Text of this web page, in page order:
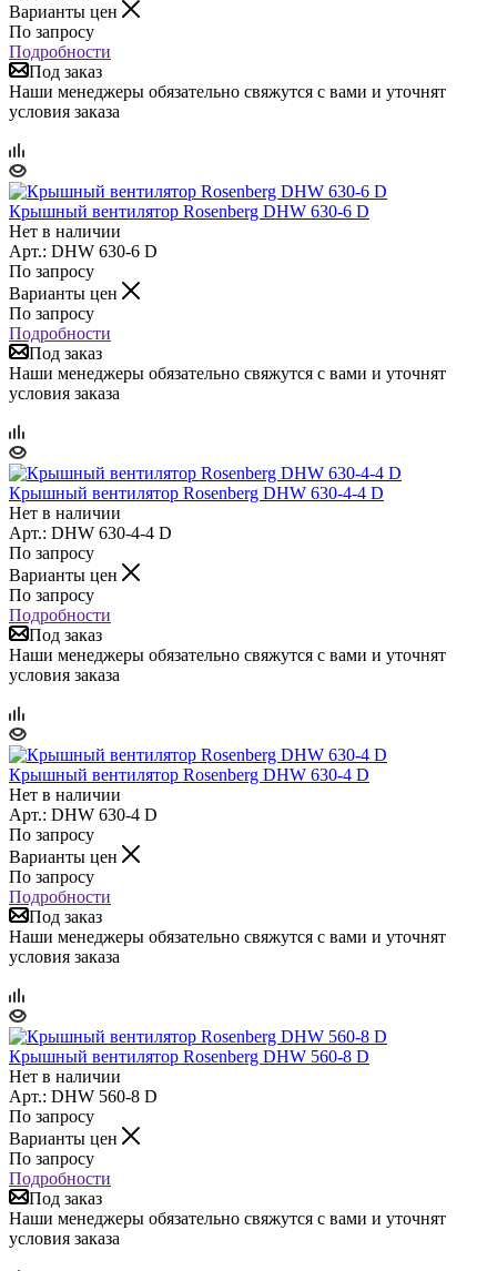
Варианты цен
По запросу
Подробности
Под заказ
Наши менеджеры обязательно свяжутся с вами и уточнят
условия заказа
Крышный вентилятор Rosenberg DHW 630-6 D
Нет в наличии
Арт.: DHW 630-6 D
По запросу
Варианты цен
По запросу
Подробности
Под заказ
Наши менеджеры обязательно свяжутся с вами и уточнят
условия заказа
Крышный вентилятор Rosenberg DHW 630-4-4 D
Нет в наличии
Арт.: DHW 630-4-4 D
По запросу
Варианты цен
По запросу
Подробности
Под заказ
Наши менеджеры обязательно свяжутся с вами и уточнят
условия заказа
Крышный вентилятор Rosenberg DHW 630-4 D
Нет в наличии
Арт.: DHW 630-4 D
По запросу
Варианты цен
По запросу
Подробности
Под заказ
Наши менеджеры обязательно свяжутся с вами и уточнят
условия заказа
Крышный вентилятор Rosenberg DHW 560-8 D
Нет в наличии
Арт.: DHW 560-8 D
По запросу
Варианты цен
По запросу
Подробности
Под заказ
Наши менеджеры обязательно свяжутся с вами и уточнят
условия заказа